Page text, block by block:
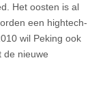
Het oosten is al
een hightech-
wil Peking ook
de nieuwe